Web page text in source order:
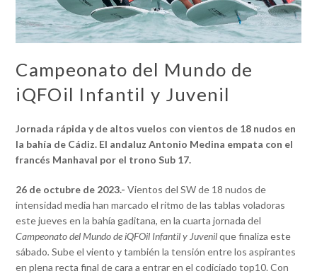
Campeonato del Mundo de
iQFOil Infantil y Juvenil
Jornada rápida y de altos vuelos con vientos de 18 nudos en
la bahía de Cádiz. El andaluz Antonio Medina empata con el
francés Manhaval por el trono Sub 17.
26 de octubre de 2023.- Vientos del SW de 18 nudos de
intensidad media han marcado el ritmo de las tablas voladoras
este jueves en la bahía gaditana, en la cuarta jornada del
Campeonato del Mundo de iQFOil Infantil y Juvenilque finaliza este
sábado. Sube el viento y también la tensión entre los aspirantes
en plena recta final de cara a entrar en el codiciado top10. Con